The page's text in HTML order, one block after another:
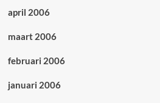
april 2006
maart 2006
februari 2006
januari 2006